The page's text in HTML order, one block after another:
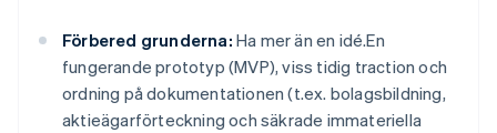
Förbered grunderna: Ha mer än en idé.En
fungerande prototyp (MVP), viss tidig traction och
ordning på dokumentationen (t.ex. bolagsbildning,
aktieägarförteckning och säkrade immateriella